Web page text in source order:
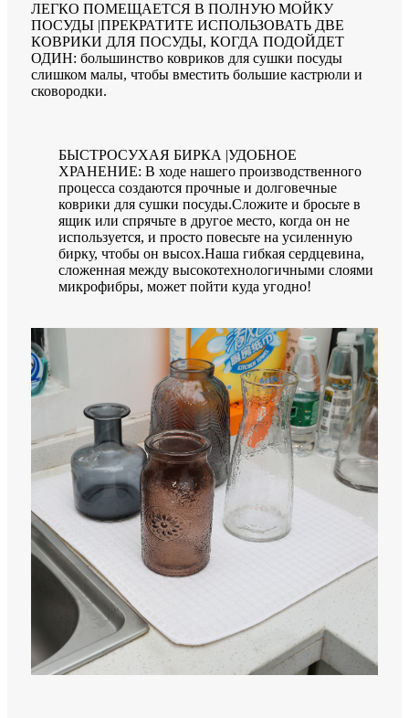
ЛЕГКО ПОМЕЩАЕТСЯ В ПОЛНУЮ МОЙКУ
ПОСУДЫ |ПРЕКРАТИТЕ ИСПОЛЬЗОВАТЬ ДВЕ
КОВРИКИ ДЛЯ ПОСУДЫ, КОГДА ПОДОЙДЕТ
ОДИН: большинство ковриков для сушки посуды
слишком малы, чтобы вместить большие кастрюли и
сковородки.
БЫСТРОСУХАЯ БИРКА |УДОБНОЕ
ХРАНЕНИЕ: В ходе нашего производственного
процесса создаются прочные и долговечные
коврики для сушки посуды.Сложите и бросьте в
ящик или спрячьте в другое место, когда он не
используется, и просто повесьте на усиленную
бирку, чтобы он высох.Наша гибкая сердцевина,
сложенная между высокотехнологичными слоями
микрофибры, может пойти куда угодно!